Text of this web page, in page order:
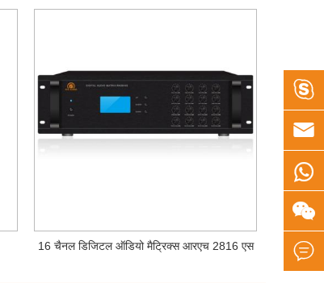
16 चैनल डिजिटल ऑडियो मैट्रिक्स आरएच 2816 एस




